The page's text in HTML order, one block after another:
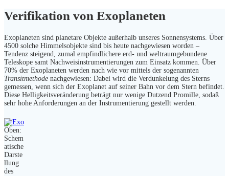
Verifikation von Exoplaneten
Exoplaneten sind planetare Objekte außerhalb unseres Sonnensystems. Über
4500 solche Himmelsobjekte sind bis heute nachgewiesen worden –
Tendenz steigend, zumal empfindlichere erd- und weltraumgebundene
Teleskope samt Nachweisinstrumentierungen zum Einsatz kommen. Über
70% der Exoplaneten werden nach wie vor mittels der sogenannten
Transitmethode nachgewiesen: Dabei wird die Verdunkelung des Sterns
gemessen, wenn sich der Exoplanet auf seiner Bahn vor dem Stern befindet.
Diese Helligkeitsveränderung beträgt nur wenige Dutzend Promille, sodaß
sehr hohe Anforderungen an der Instrumentierung gestellt werden.
Oben:
Schem
atische
Darste
llung
des